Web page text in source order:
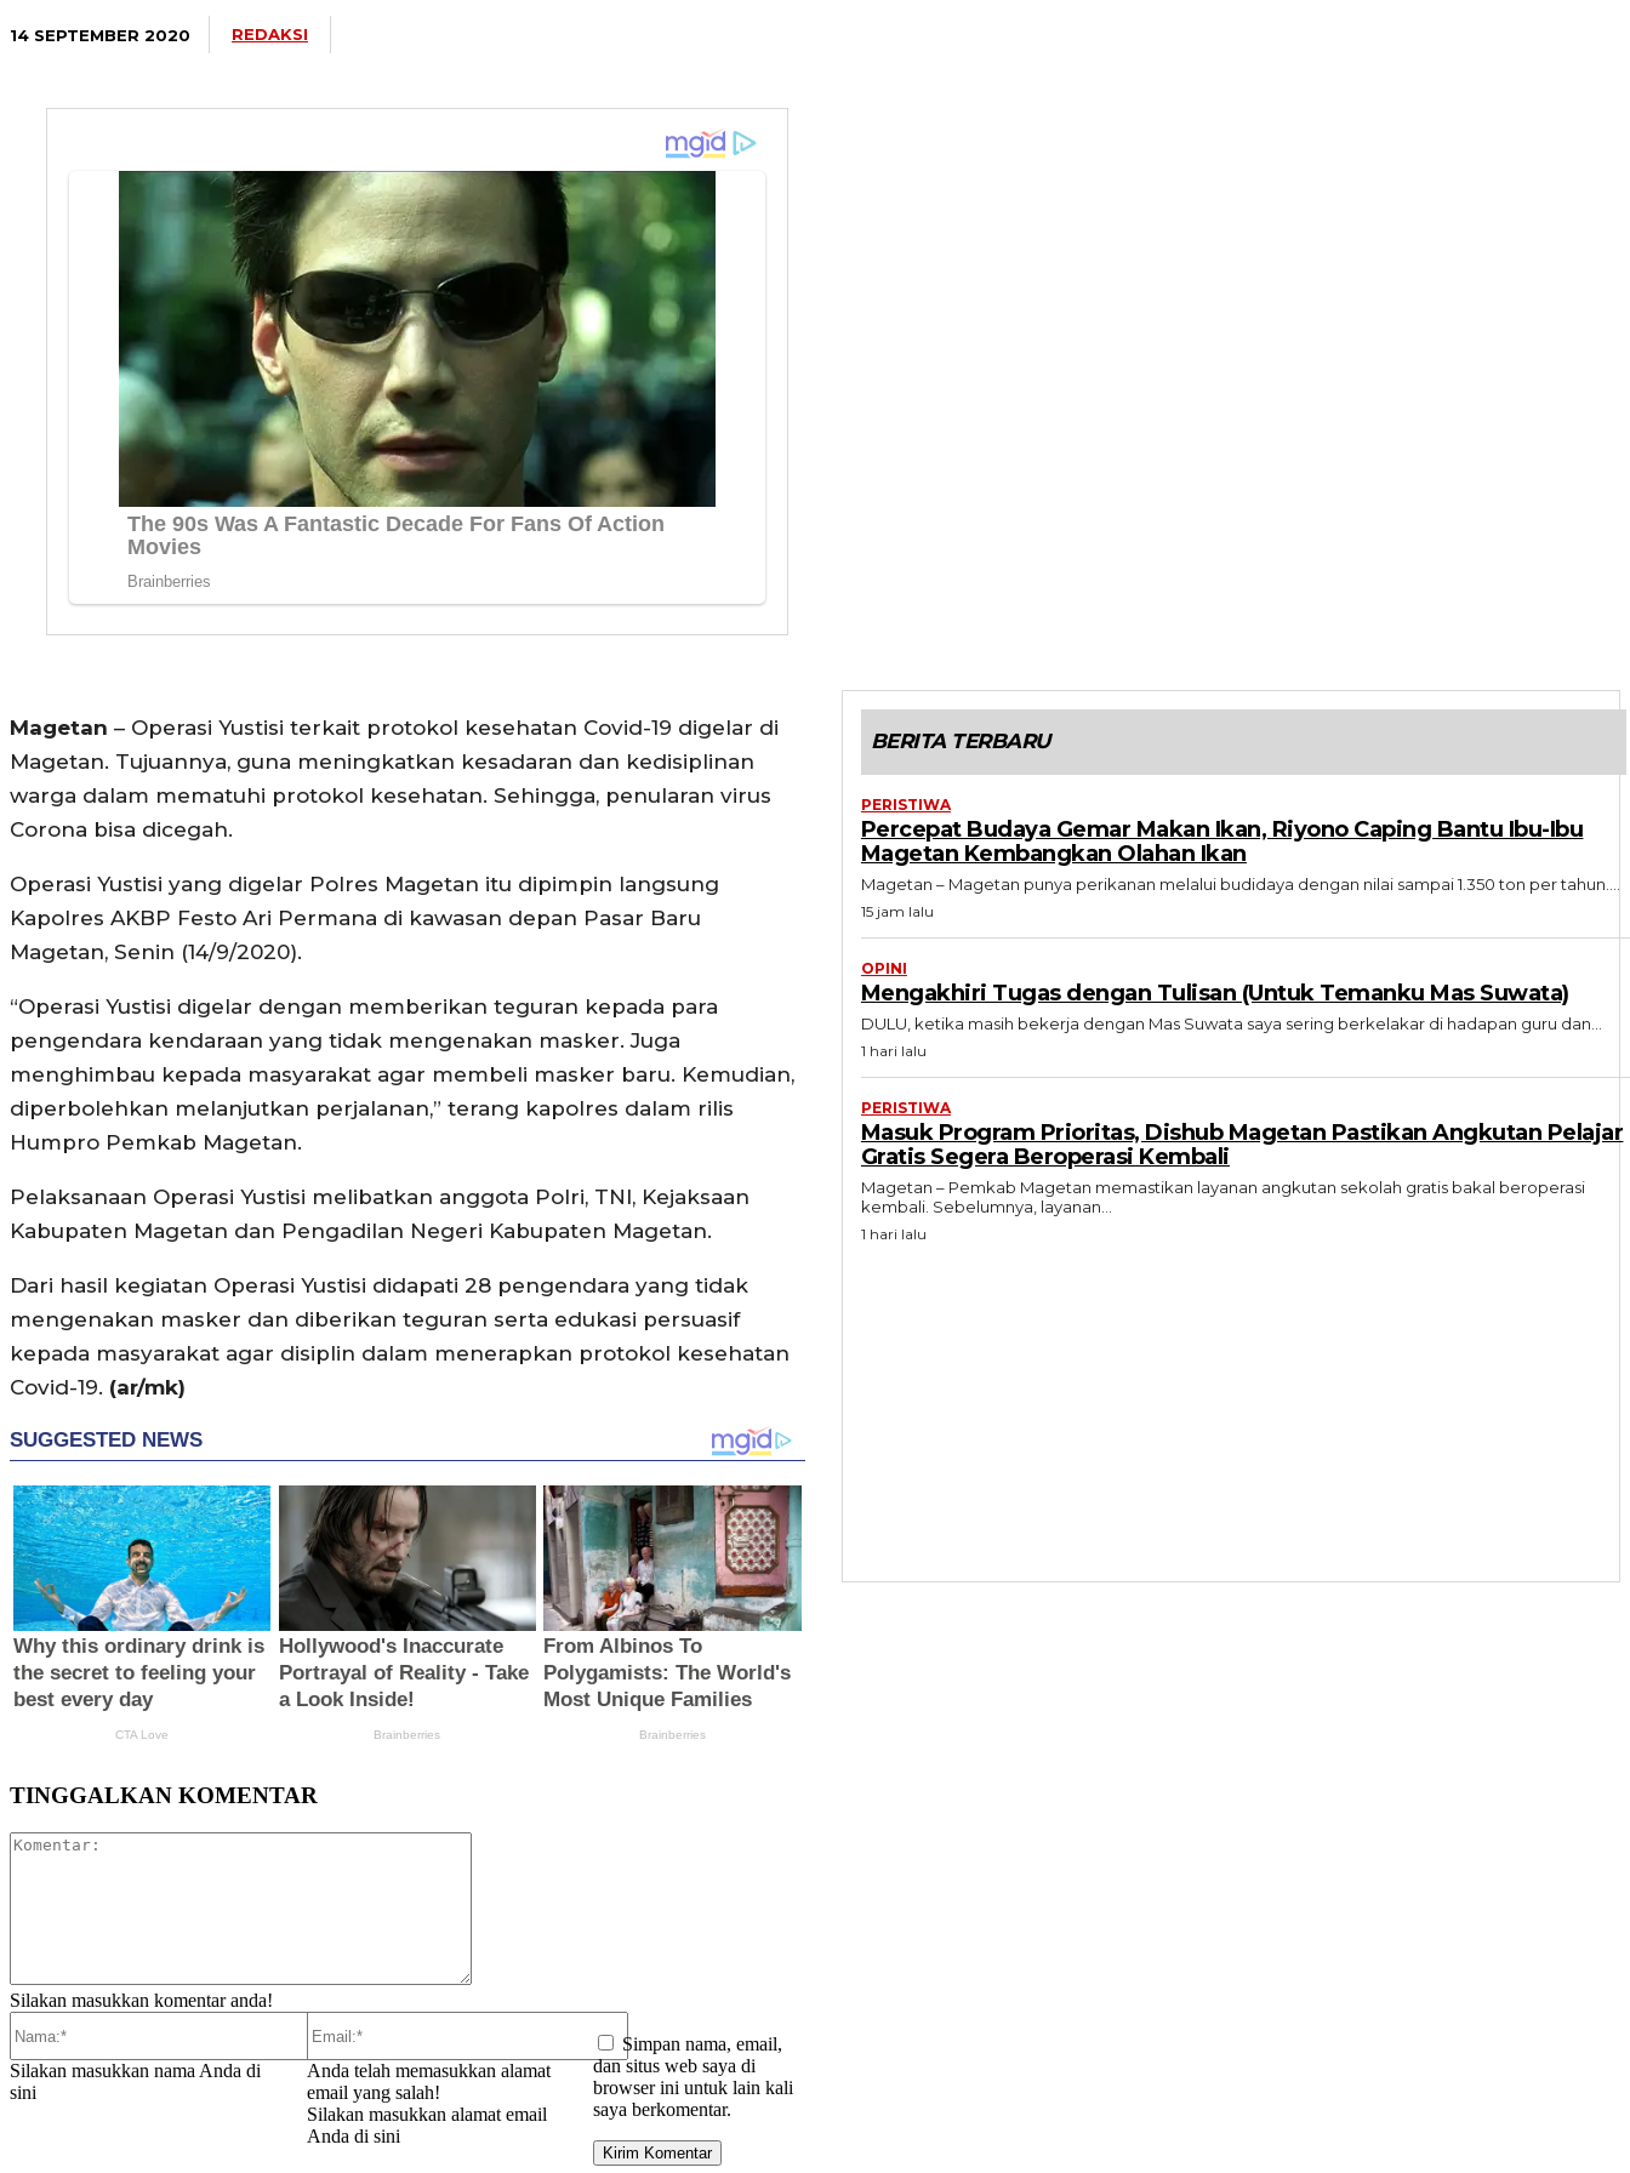
14 SEPTEMBER 2020 REDAKSI
Magetan – Operasi Yustisi terkait protokol kesehatan Covid-19 digelar di
Magetan. Tujuannya, guna meningkatkan kesadaran dan kedisiplinan
warga dalam mematuhi protokol kesehatan. Sehingga, penularan virus
Corona bisa dicegah.
Operasi Yustisi yang digelar Polres Magetan itu dipimpin langsung
Kapolres AKBP Festo Ari Permana di kawasan depan Pasar Baru
Magetan, Senin (14/9/2020).
“Operasi Yustisi digelar dengan memberikan teguran kepada para
pengendara kendaraan yang tidak mengenakan masker. Juga
menghimbau kepada masyarakat agar membeli masker baru. Kemudian,
diperbolehkan melanjutkan perjalanan,” terang kapolres dalam rilis
Humpro Pemkab Magetan.
Pelaksanaan Operasi Yustisi melibatkan anggota Polri, TNI, Kejaksaan
Kabupaten Magetan dan Pengadilan Negeri Kabupaten Magetan. ⁣
Dari hasil kegiatan Operasi Yustisi didapati 28 pengendara yang tidak
mengenakan masker dan diberikan teguran serta edukasi persuasif
kepada masyarakat agar disiplin dalam menerapkan protokol kesehatan
Covid-19. ⁣ (ar/mk)
TINGGALKAN KOMENTAR
Silakan masukkan komentar anda!
Nama:*
Silakan masukkan nama Anda di
sini
Email:*
Anda telah memasukkan alamat
email yang salah!
Silakan masukkan alamat email
Anda di sini
Simpan nama, email,
dan situs web saya di
browser ini untuk lain kali
saya berkomentar.
BERITA TERBARU
PERISTIWA
Percepat Budaya Gemar Makan Ikan, Riyono Caping Bantu Ibu-Ibu
Magetan Kembangkan Olahan Ikan
Magetan – Magetan punya perikanan melalui budidaya dengan nilai sampai 1.350 ton per tahun....
15 jam lalu
OPINI
Mengakhiri Tugas dengan Tulisan (Untuk Temanku Mas Suwata)
DULU, ketika masih bekerja dengan Mas Suwata saya sering berkelakar di hadapan guru dan...
1 hari lalu
PERISTIWA
Masuk Program Prioritas, Dishub Magetan Pastikan Angkutan Pelajar
Gratis Segera Beroperasi Kembali
Magetan – Pemkab Magetan memastikan layanan angkutan sekolah gratis bakal beroperasi
kembali. Sebelumnya, layanan...
1 hari lalu